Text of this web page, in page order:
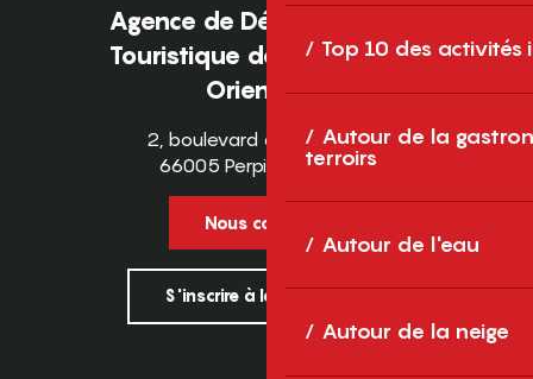
Top 10 des activités
Autour de la
terroirs
Autour de l'eau
Autour de la neige
Agence de Développement
Touristique des Pyrénées-
Orientales
2, boulevard des Pyrénées
66005 Perpignan Cedex
Nous contacter
S'inscrire à la newsletter